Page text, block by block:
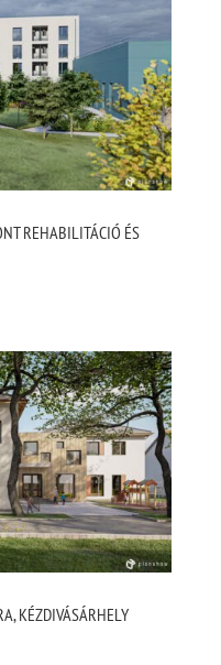
REHABILITÁCIÓ ÉS
KÉZDIVÁSÁRHELY